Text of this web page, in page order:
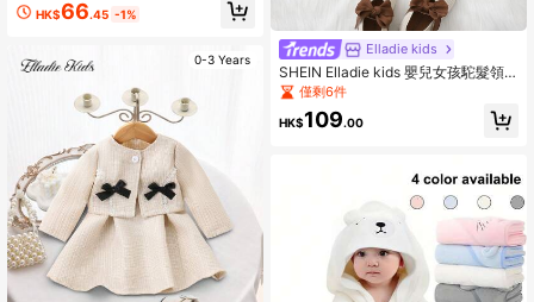
儿连帽毛巾包
HK$66.45 -1%
0-3 Years
Elladie kids
SHEIN Elladie kids 嬰兒女孩駝髮領
雙口袋開襟外套和帽子,無毛衣
僅剩6件
HK$109.00